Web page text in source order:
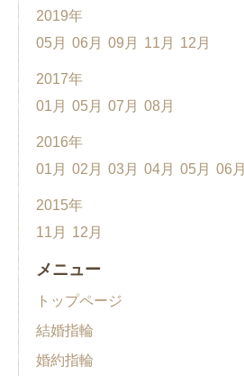
2019年
05月 06月 09月 11月 12月
2017年
01月 05月 07月 08月
2016年
01月 02月 03月 04月 05月 06月
2015年
11月
12月
メニュー
トップページ
結婚指輪
婚約指輪